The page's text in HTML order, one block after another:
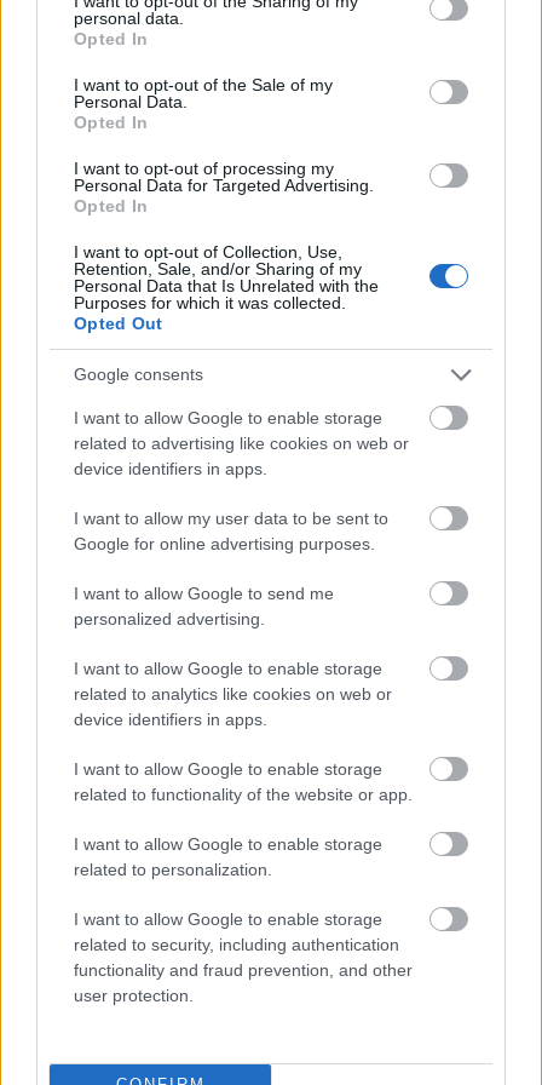
grant or deny consent to Google and its third-party tags to
use your data for below specified purposes in below Google
consent section.
personal data.
Opted In
I want to opt-out of the Sale of my
Personal Data.
Opted In
I want to opt-out of processing my
Personal Data for Targeted Advertising.
Opted In
I want to opt-out of Collection, Use,
Retention, Sale, and/or Sharing of my
Personal Data that Is Unrelated with the
Purposes for which it was collected.
Opted Out
Google consents
I want to allow Google to enable storage
related to advertising like cookies on web or
device identifiers in apps.
I want to allow my user data to be sent to
Google for online advertising purposes.
I want to allow Google to send me
personalized advertising.
I want to allow Google to enable storage
related to analytics like cookies on web or
device identifiers in apps.
I want to allow Google to enable storage
related to functionality of the website or app.
I want to allow Google to enable storage
related to personalization.
I want to allow Google to enable storage
related to security, including authentication
functionality and fraud prevention, and other
user protection.
En av dem var verdens beste damelöper, Bente
– Det var utrolig morsomt. Det at hun törr å gå på
for fullt, og hun som aldri har värt med på dette
för. Ja, det er veldig sterkt og töft gjort.
Landslagstrener, Svein Tore Samdal, var også
imponert.
– Hun er försteårs-senior og blir nummer 19 i et
VM. Det er en veldig stor prestasjon vi ble vitne til
Meld deg på vårt nyhetsbrev
Meld deg på
MEST LEST
jeover
ALJE
enn